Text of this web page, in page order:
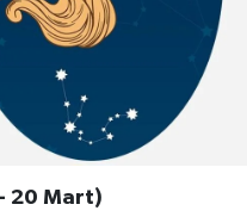
- 20 Mart)